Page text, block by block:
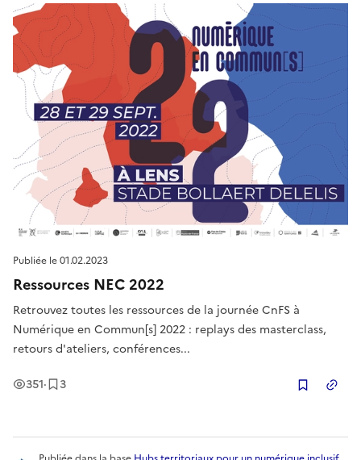
Publiée le01.02.2023
Ressources NEC 2022
Retrouvez toutes les ressources de la journée CnFS à
Numérique en Commun[s] 2022 : replays des masterclass,
retours d'ateliers, conférences...
351Vues
· 3Enregistrement